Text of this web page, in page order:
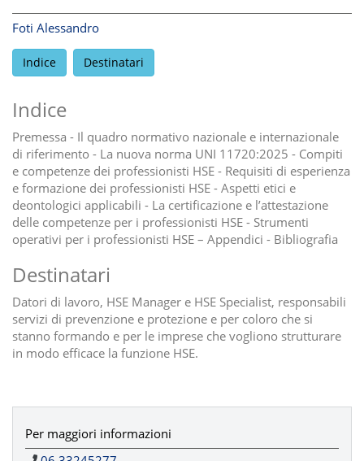
Foti Alessandro
Indice Destinatari
Indice
Premessa - Il quadro normativo nazionale e internazionale
di riferimento - La nuova norma UNI 11720:2025 - Compiti
e competenze dei professionisti HSE - Requisiti di esperienza
e formazione dei professionisti HSE - Aspetti etici e
deontologici applicabili - La certificazione e l’attestazione
delle competenze per i professionisti HSE - Strumenti
operativi per i professionisti HSE – Appendici - Bibliografia
Destinatari
Datori di lavoro, HSE Manager e HSE Specialist, responsabili
servizi di prevenzione e protezione e per coloro che si
stanno formando e per le imprese che vogliono strutturare
in modo efficace la funzione HSE.
Per maggiori informazioni